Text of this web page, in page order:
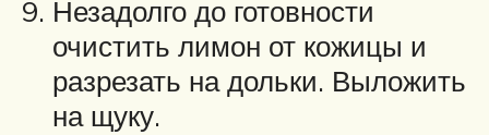
Незадолго до готовности
очистить лимон от кожицы и
разрезать на дольки. Выложить
на щуку.